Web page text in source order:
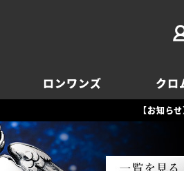
ロンワンズ クロ
【お知ら